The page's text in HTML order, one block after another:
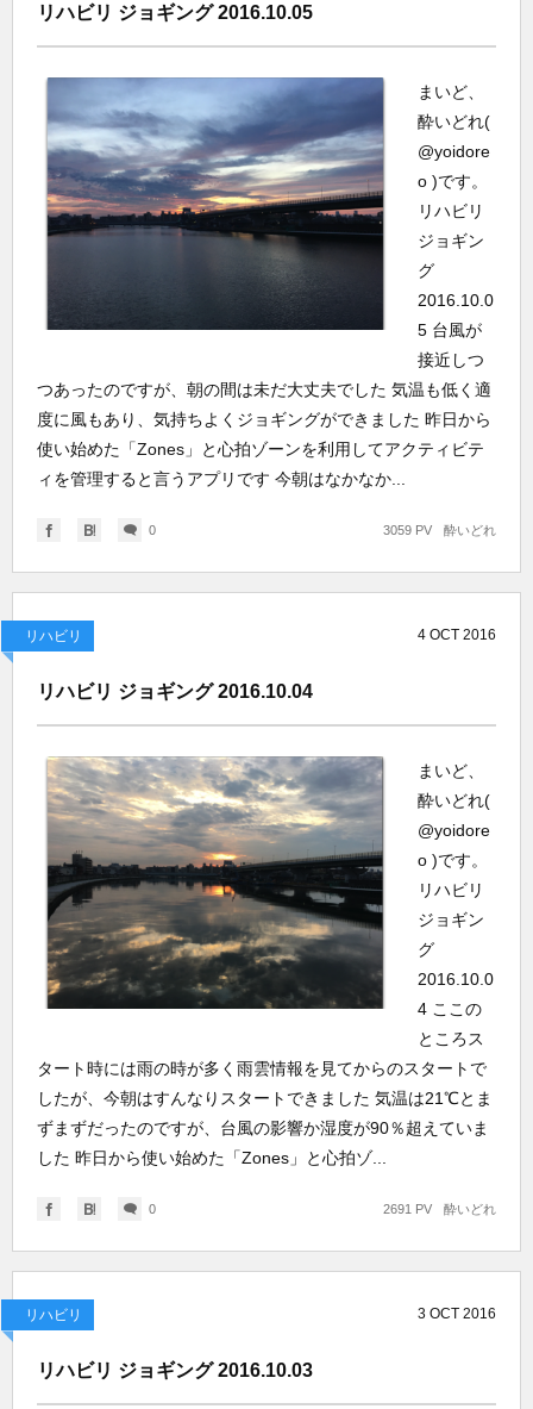
リハビリ ジョギング 2016.10.05
まいど、
酔いどれ(
@yoidore
o )です。
リハビリ
ジョギン
グ
2016.10.0
5 台風が
接近しつ
つあったのですが、朝の間は未だ大丈夫でした 気温も低く適
度に風もあり、気持ちよくジョギングができました 昨日から
使い始めた「Zones」と心拍ゾーンを利用してアクティビテ
ィを管理すると言うアプリです 今朝はなかなか...
0 酔いどれ
3059 PV
リハビリ 4 OCT 2016
リハビリ ジョギング 2016.10.04
まいど、
酔いどれ(
@yoidore
o )です。
リハビリ
ジョギン
グ
2016.10.0
4 ここの
ところス
タート時には雨の時が多く雨雲情報を見てからのスタートで
したが、今朝はすんなりスタートできました 気温は21℃とま
ずまずだったのですが、台風の影響か湿度が90％超えていま
した 昨日から使い始めた「Zones」と心拍ゾ...
0 酔いどれ
2691 PV
リハビリ 3 OCT 2016
リハビリ ジョギング 2016.10.03